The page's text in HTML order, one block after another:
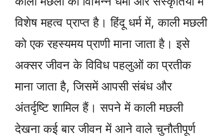
विशेष महत्व प्राप्त है। हिंदू धर्म में, काली मछली
को एक रहस्यमय प्राणी माना जाता है। इसे
अक्सर जीवन के विविध पहलुओं का प्रतीक
माना जाता है, जिसमें आपसी संबंध और
अंतर्दृष्टि शामिल हैं। सपने में काली मछली
देखना कई बार जीवन में आने वाले चुनौतीपूर्ण